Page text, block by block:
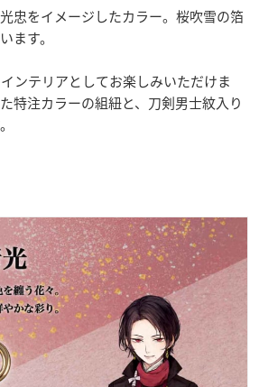
忠をイメージしたカラー。桜吹雪の箔
ます。
ンテリアとしてお楽しみいただけま
特注カラーの組紐と、刀剣男士紋入り